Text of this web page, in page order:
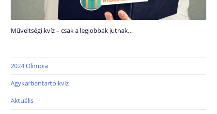
Műveltségi kvíz – csak a legjobbak jutnak…
2024 Olimpia
Agykarbantartó kvíz
Aktuális